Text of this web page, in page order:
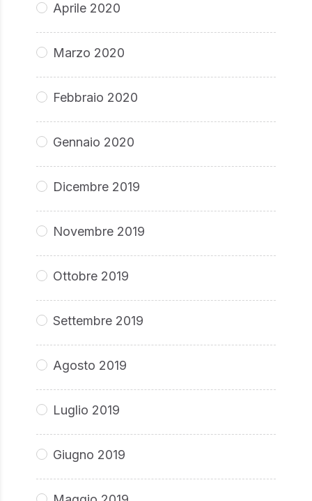
Aprile 2020
Marzo 2020
Febbraio 2020
Gennaio 2020
Dicembre 2019
Novembre 2019
Ottobre 2019
Settembre 2019
Agosto 2019
Luglio 2019
Giugno 2019